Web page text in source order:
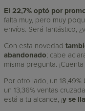
El 22,7% optó por
falta muy, pero muy
envíos. Será fantástico,
Con esta novedad
abandonado; cabe
misma pregunta.
Por otro lado, un
un 13,36% ventas
está a tu alcance, ¡y se